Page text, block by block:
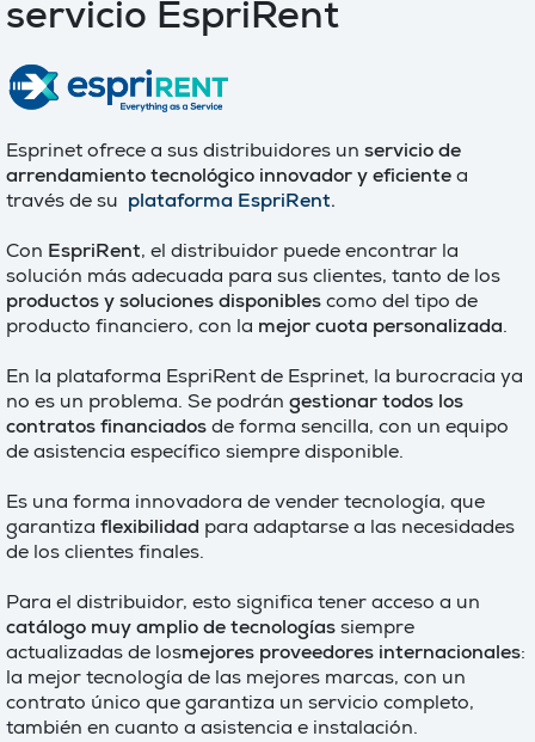
servicio EspriRent
Esprinet ofrece a sus distribuidores un servicio de
arrendamiento tecnológico innovador y eficiente a
través de su
plataforma EspriRent.
Con EspriRent, el distribuidor puede encontrar la
solución más adecuada para sus clientes, tanto de los
productos y soluciones disponibles como del tipo de
producto financiero, con la mejor cuota personalizada.
En la plataforma EspriRent de Esprinet, la burocracia ya
no es un problema. Se podrán gestionar todos los
contratos financiados de forma sencilla, con un equipo
de asistencia específico siempre disponible.
Es una forma innovadora de vender tecnología, que
garantiza flexibilidad para adaptarse a las necesidades
de los clientes finales.
Para el distribuidor, esto significa tener acceso a un
catálogo muy amplio de tecnologías siempre
actualizadas de losmejores proveedores internacionales:
la mejor tecnología de las mejores marcas, con un
contrato único que garantiza un servicio completo,
también en cuanto a asistencia e instalación.